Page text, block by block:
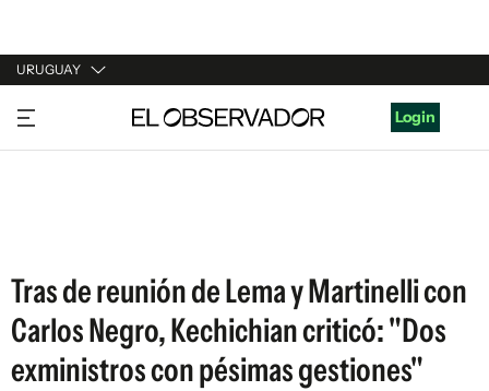
URUGUAY
URUGUAY
ARGENTINA
Login
Tras de reunión de Lema y Martinelli con
Carlos Negro, Kechichian criticó: "Dos
exministros con pésimas gestiones"